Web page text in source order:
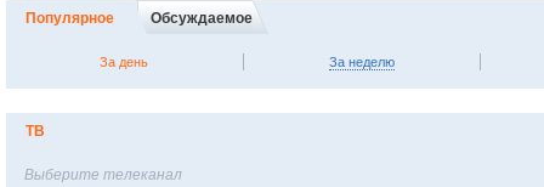
Популярное Обсуждаемое
За день За неделю
ТВ
Выберите телеканал